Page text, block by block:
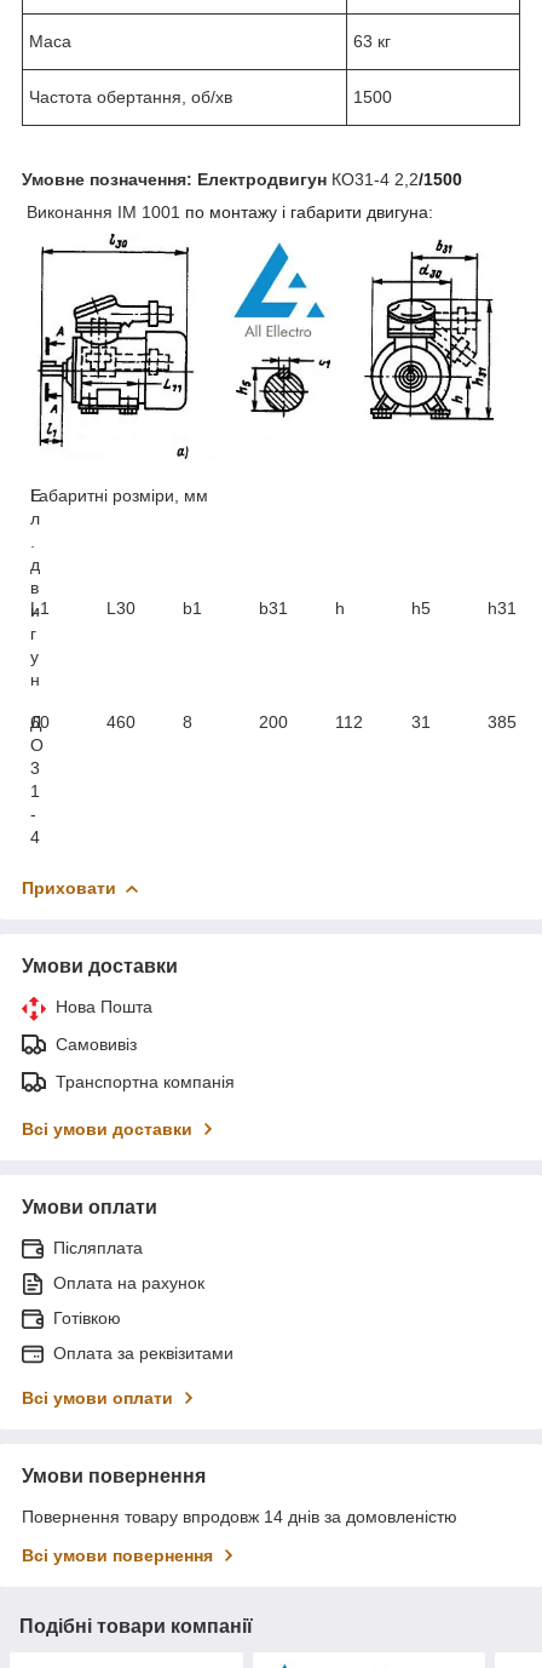
Маса 63 кг
Частота обертання, об/хв 1500
Умовне позначення: Електродвигун КО31-4 2,2/1500
Виконання IM 1001 по монтажу і габарити двигуна:
Е
л
д
в
и
г
у
н
Габаритні розміри, мм
L1 L30 b1 b31 h h5 h31
Д
О
3
1
-
4
60 460 8 200 112 31 385
Приховати
Умови доставки
Нова Пошта
Самовивіз
Транспортна компанія
Всі умови доставки
Умови оплати
Післяплата
Оплата на рахунок
Готівкою
Оплата за реквізитами
Всі умови оплати
Умови повернення
Повернення товару впродовж 14 днів за домовленістю
Всі умови повернення
Подібні товари компанії